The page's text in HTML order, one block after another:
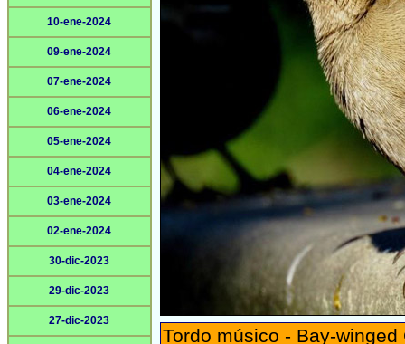
10-ene-2024
09-ene-2024
07-ene-2024
06-ene-2024
05-ene-2024
04-ene-2024
03-ene-2024
02-ene-2024
30-dic-2023
29-dic-2023
27-dic-2023
Tordo músico - Bay-